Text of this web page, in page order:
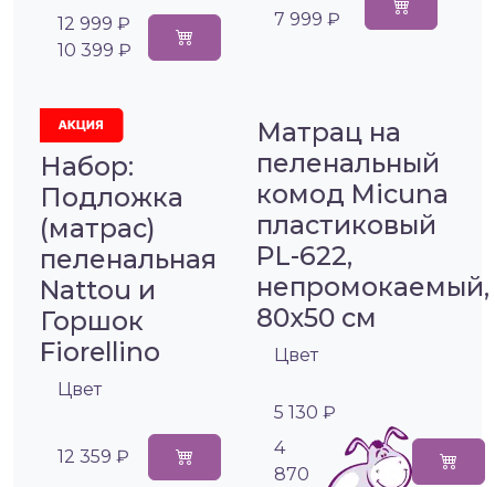
12 999 ₽
10 399 ₽
7 999 ₽
Набор:
Подложка
(матрас)
пеленальная
Nattou и
Горшок
Fiorellino
Цвет
12 359 ₽
Матрац на
пеленальный
комод Micuna
пластиковый
PL-622,
непромокаемый,
80х50 см
Цвет
5 130 ₽
4
870